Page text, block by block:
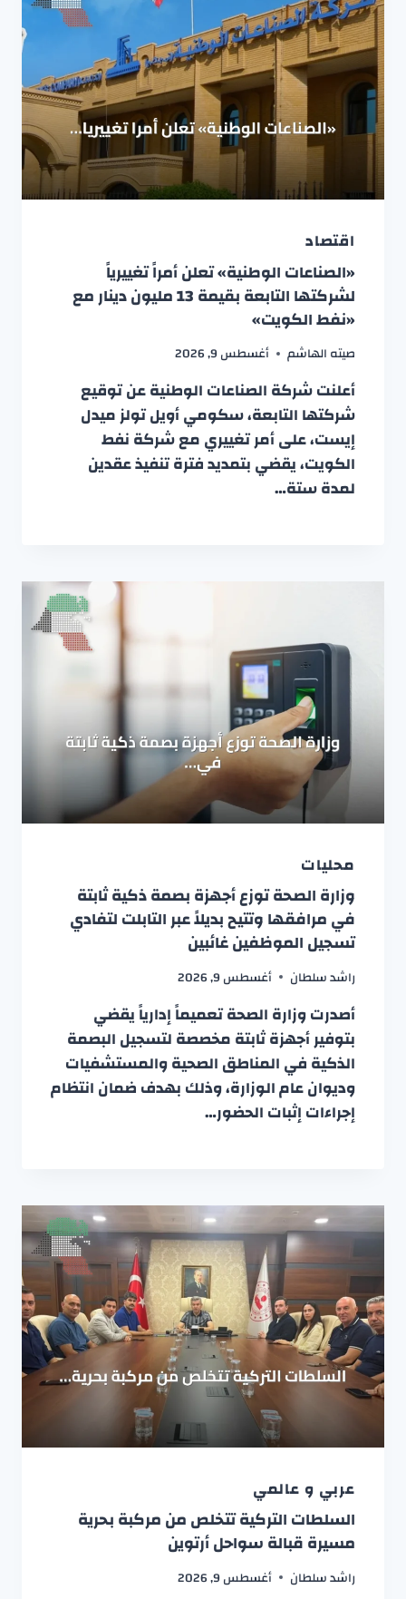
اقتصاد
«الصناعات الوطنية» تعلن أمراً تغييرياً
لشركتها التابعة بقيمة 13 مليون دينار مع
«نفط الكويت»
صيته الهاشم أغسطس 9, 2026
أعلنت شركة الصناعات الوطنية عن توقيع
شركتها التابعة، سكومي أويل تولز ميدل
إيست، على أمر تغييري مع شركة نفط
الكويت، يقضي بتمديد فترة تنفيذ عقدين
لمدة ستة…
محليات
وزارة الصحة توزع أجهزة بصمة ذكية ثابتة
في مرافقها وتتيح بديلاً عبر التابلت لتفادي
تسجيل الموظفين غائبين
راشد سلطان أغسطس 9, 2026
أصدرت وزارة الصحة تعميماً إدارياً يقضي
بتوفير أجهزة ثابتة مخصصة لتسجيل البصمة
الذكية في المناطق الصحية والمستشفيات
وديوان عام الوزارة، وذلك بهدف ضمان انتظام
إجراءات إثبات الحضور…
عربي و عالمي
السلطات التركية تتخلص من مركبة بحرية
مسيرة قبالة سواحل أرتوين
راشد سلطان أغسطس 9, 2026